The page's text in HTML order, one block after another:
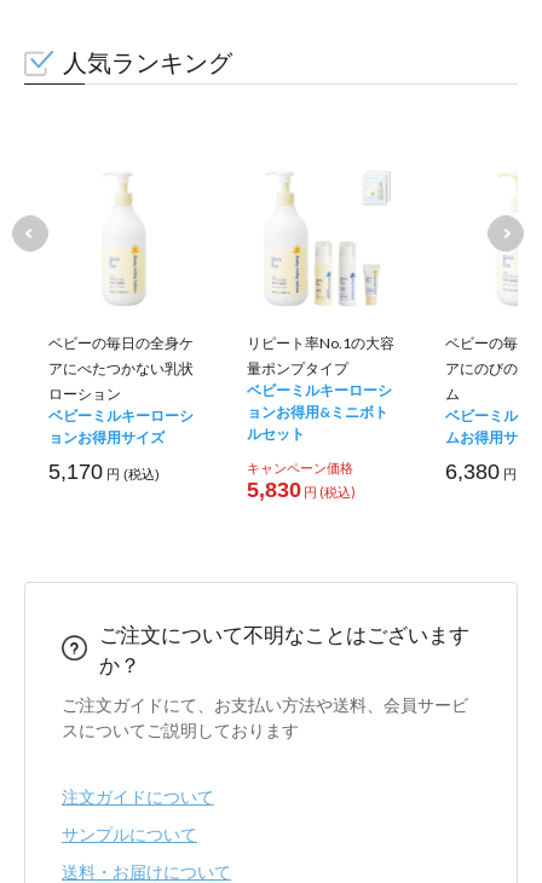
人気ランキング
ベビーの毎日の全身ケ
アにべたつかない乳状
ローション
ベビーミルキーローシ
ョンお得用サイズ
5,170 円 (税込)
リピート率No.1の大容
量ポンプタイプ
ベビーミルキーローシ
ョンお得用&ミニボト
ルセット
キャンペーン価格
5,830 円 (税込)
ベビーの毎日
アにのびのい
ム
ベビーミルキ
ムお得用サイ
6,380 円 (税
ご注文について不明なことはございます
か？
ご注文ガイドにて、お支払い方法や送料、会員サービ
スについてご説明しております
注文ガイドについて
サンプルについて
送料・お届けについて